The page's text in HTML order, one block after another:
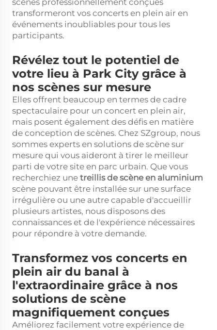
transformeront vos concerts en plein air en
événements inoubliables pour tous les
participants.
Révélez tout le potentiel de
votre lieu à Park City grâce à
nos scènes sur mesure
Elles offrent beaucoup en termes de cadre
spectaculaire pour un concert en plein air,
mais posent également des défis en matière
de conception de scènes. Chez SZgroup, nous
sommes experts en solutions de scène sur
mesure qui vous aideront à tirer le meilleur
parti de votre site en parc urbain. Que vous
recherchiez une treillis de scène en aluminium
scène pouvant être installée sur une surface
irrégulière ou une autre capable d'accueillir
plusieurs artistes, nous disposons des
connaissances et de l'expérience nécessaires
pour répondre à votre demande.
Transformez vos concerts en
plein air du banal à
l'extraordinaire grâce à nos
solutions de scène
magnifiquement conçues
Améliorez facilement votre expérience de